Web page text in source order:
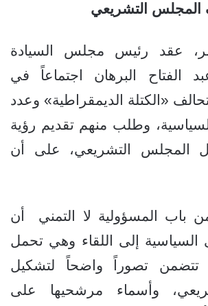
المجلس التشريعي
عقد رئيس مجلس السيادة
الفتاح البرهان اجتماعاً في
«الكتلة الديمقراطية» وعدد
وطلب منهم تقديم رؤية
المجلس التشريعي، على أن
باب المسؤولية لا التمني أن
السياسية إلى اللقاء وهي تحمل
تتضمن تصوراً واضحاً لتشكيل
وأسماء مرشحيها على